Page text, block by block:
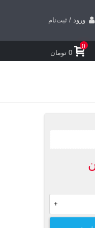
ورود / ثبت‌نام
0
0 تومان
+